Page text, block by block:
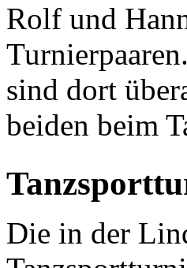
Rolf und
sind dort
beiden beim
Die in der